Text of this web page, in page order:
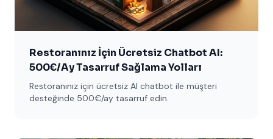
Restoranınız İçin Ücretsiz Chatbot AI:
500€/Ay Tasarruf Sağlama Yolları
Restoranınız için ücretsiz AI chatbot ile müşteri
desteğinde 500€/ay tasarruf edin.